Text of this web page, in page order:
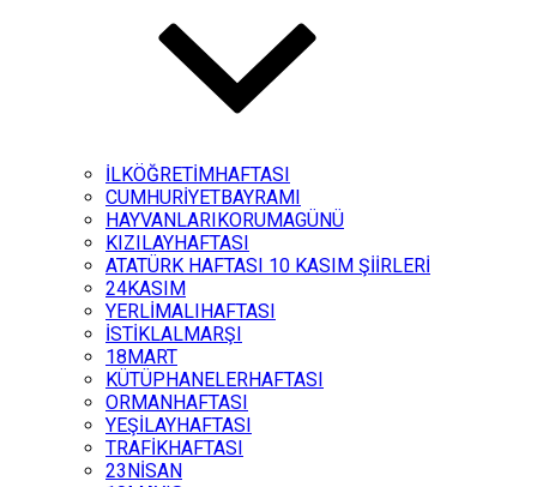
İLKÖĞRETİMHAFTASI
CUMHURİYETBAYRAMI
HAYVANLARIKORUMAGÜNÜ
KIZILAYHAFTASI
ATATÜRK HAFTASI 10 KASIM ŞİİRLERİ
24KASIM
YERLİMALIHAFTASI
İSTİKLALMARŞI
18MART
KÜTÜPHANELERHAFTASI
ORMANHAFTASI
YEŞİLAYHAFTASI
TRAFİKHAFTASI
23NİSAN